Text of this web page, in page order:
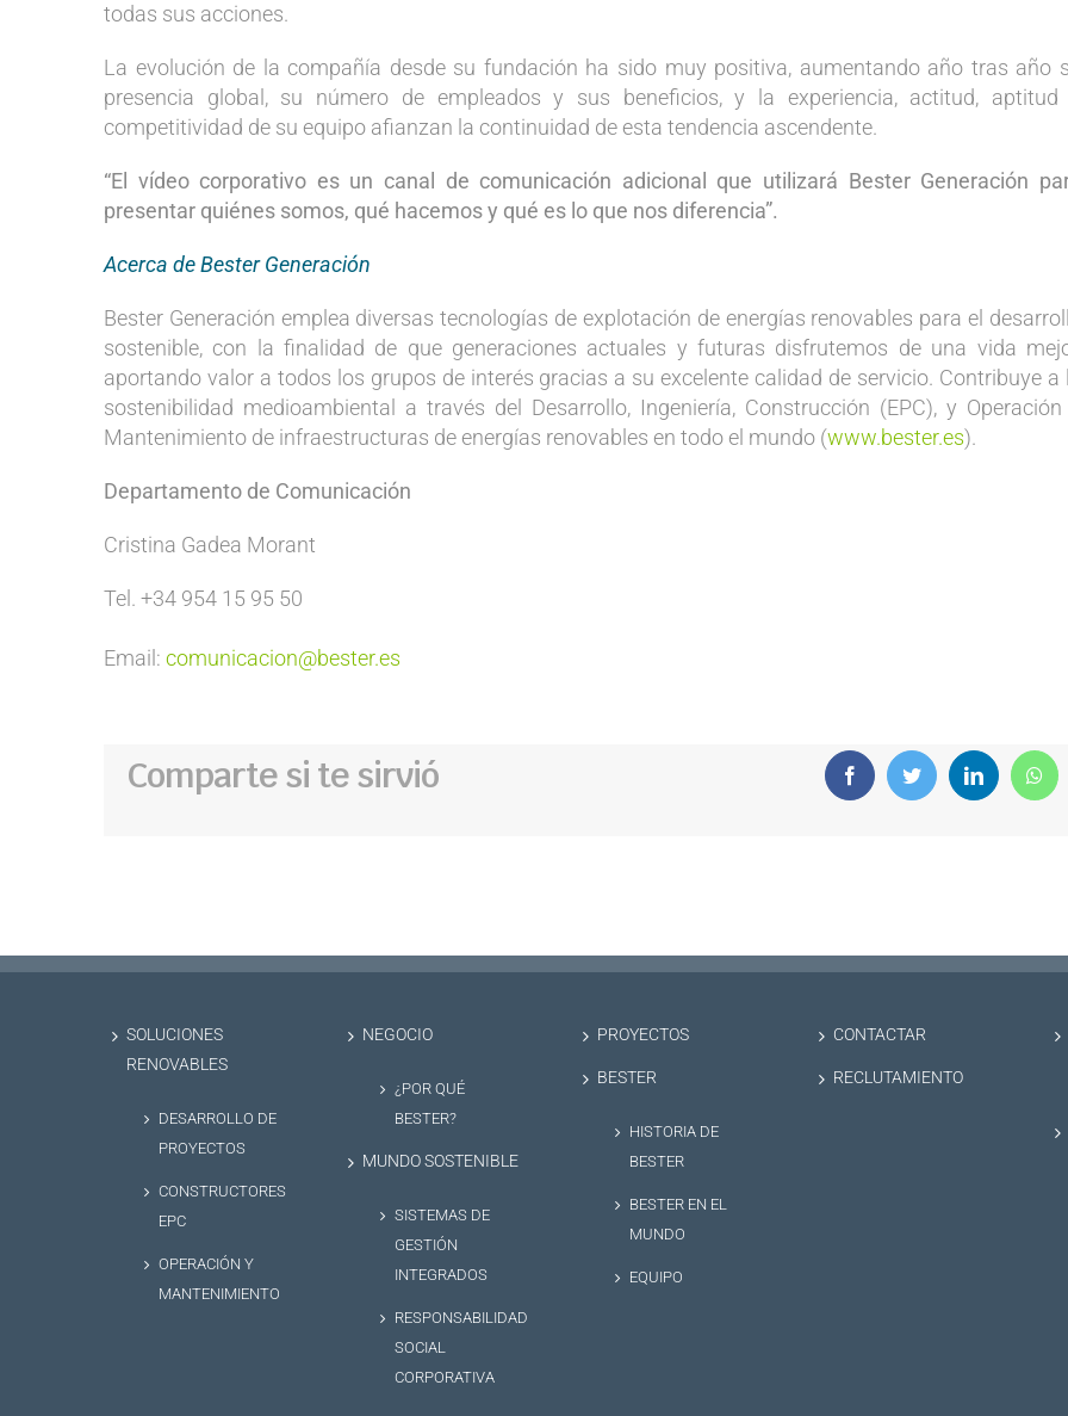
todas sus acciones.
La evolución de la compañía desde su fundación ha sido muy positiva, aumentando año tras año
presencia global, su número de empleados y sus beneficios, y la experiencia, actitud, aptitud
competitividad de su equipo afianzan la continuidad de esta tendencia ascendente.
“El vídeo corporativo es un canal de comunicación adicional que utilizará Bester Generación
presentar quiénes somos, qué hacemos y qué es lo que nos diferencia”.
Acerca de Bester Generación
Bester Generación emplea diversas tecnologías de explotación de energías renovables para el
sostenible, con la finalidad de que generaciones actuales y futuras disfrutemos de una vida
aportando valor a todos los grupos de interés gracias a su excelente calidad de servicio. Contribuye a
sostenibilidad medioambiental a través del Desarrollo, Ingeniería, Construcción (EPC), y
Mantenimiento de infraestructuras de energías renovables en todo el mundo (www.bester.es).
Departamento de Comunicación
Cristina Gadea Morant
Tel. +34 954 15 95 50
Email: comunicacion@bester.es
Comparte si te sirvió FacebookTwitter LinkedIn
SOLUCIONES
RENOVABLES
DESARROLLO DE
PROYECTOS
CONSTRUCTORES
EPC
OPERACIÓN Y
MANTENIMIENTO
NEGOCIO
¿POR QUÉ
BESTER?
MUNDO SOSTENIBLE
SISTEMAS DE
GESTIÓN
INTEGRADOS
RESPONSABILIDAD
SOCIAL
CORPORATIVA
PROYECTOS
BESTER
HISTORIA DE
BESTER
BESTER EN EL
MUNDO
EQUIPO
CONTACTAR
RECLUTAMIENTO